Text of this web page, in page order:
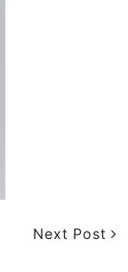
Next Post